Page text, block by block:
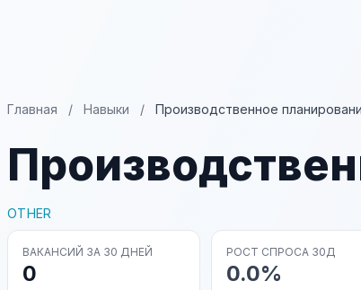
Главная / Навыки / Производственное
OTHER
ВАКАНСИЙ ЗА 30 ДНЕЙ
0
РОСТ СПРОСА 30Д
0.0%